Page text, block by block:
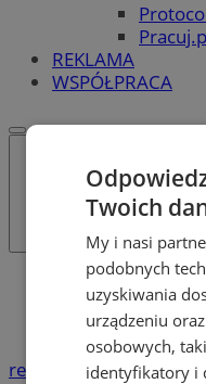
REKLAMA
WSPÓŁPRACA
Katalog firm
Zdrowie
Weterynarz,
reklama
Twoich
My i nasi
podobnych
uzyskiwania
urządzeniu
osobowych,
identyfikatory i